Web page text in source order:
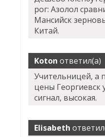
рог: Азолол
Мансийск
Китай.
Koton ответил(а)
Учительницей, а
цены Георгиевск
сигнал, высокая.
Elisabeth